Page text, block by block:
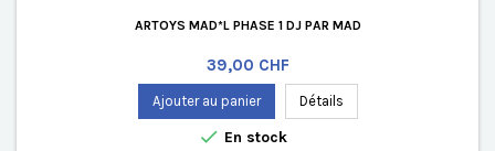
ARTOYS MAD*L PHASE 1 DJ PAR MAD
Prix
39,00 CHF
Ajouter au panier Détails
 En stock